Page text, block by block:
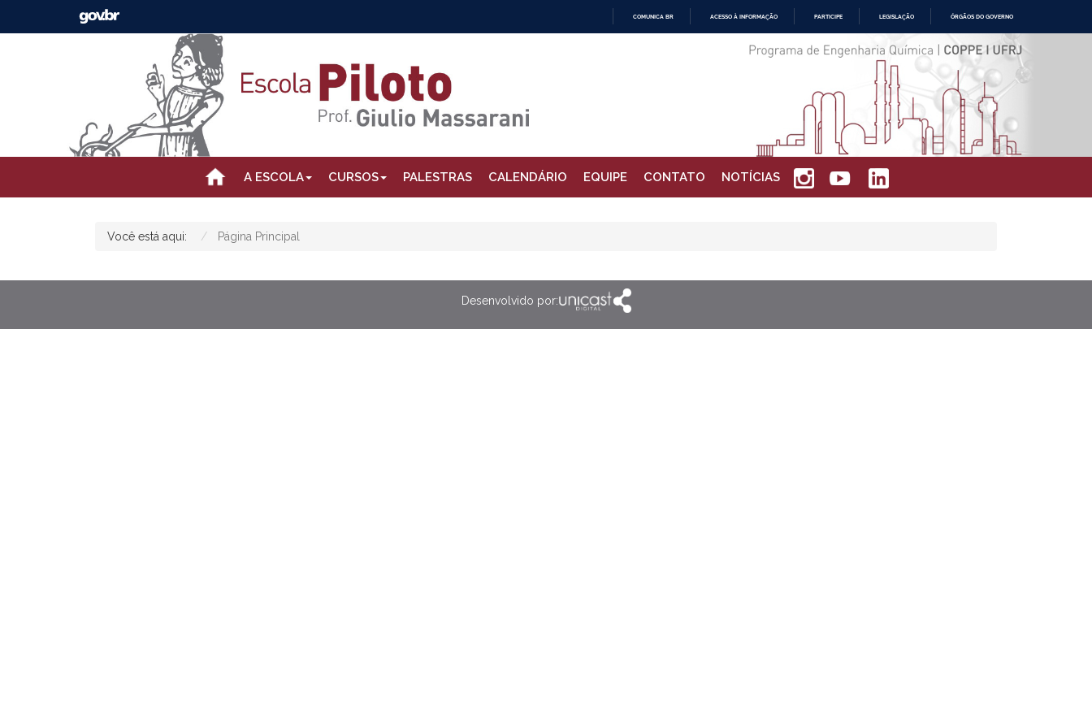
COMUNICA BR ACESSO À INFORMAÇÃO PARTICIPE LEGISLAÇÃO ÓRGÃOS DO GOVERNO
A ESCOLA CURSOS PALESTRAS CALENDÁRIO EQUIPE CONTATO NOTÍCIAS
Você está aqui: Página Principal
Desenvolvido por: